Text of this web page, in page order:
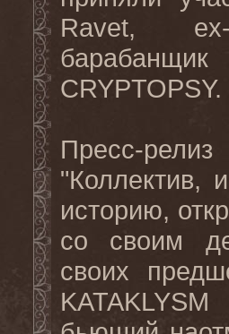
Ravet, ex-
CRYPTOPSY.
Пресс-
"Коллектив,
историю,
со своим
своих
KATAKLYSM